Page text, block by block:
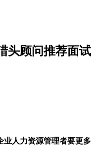
头顾问推荐面试
业人力资源管理者要更多